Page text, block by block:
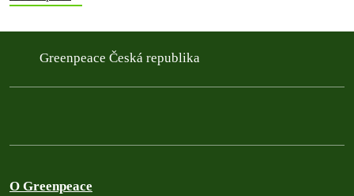
Greenpeace Česká republika
O Greenpeace